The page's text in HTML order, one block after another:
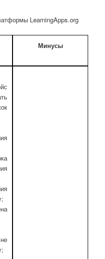
LearningApps.org
Минусы